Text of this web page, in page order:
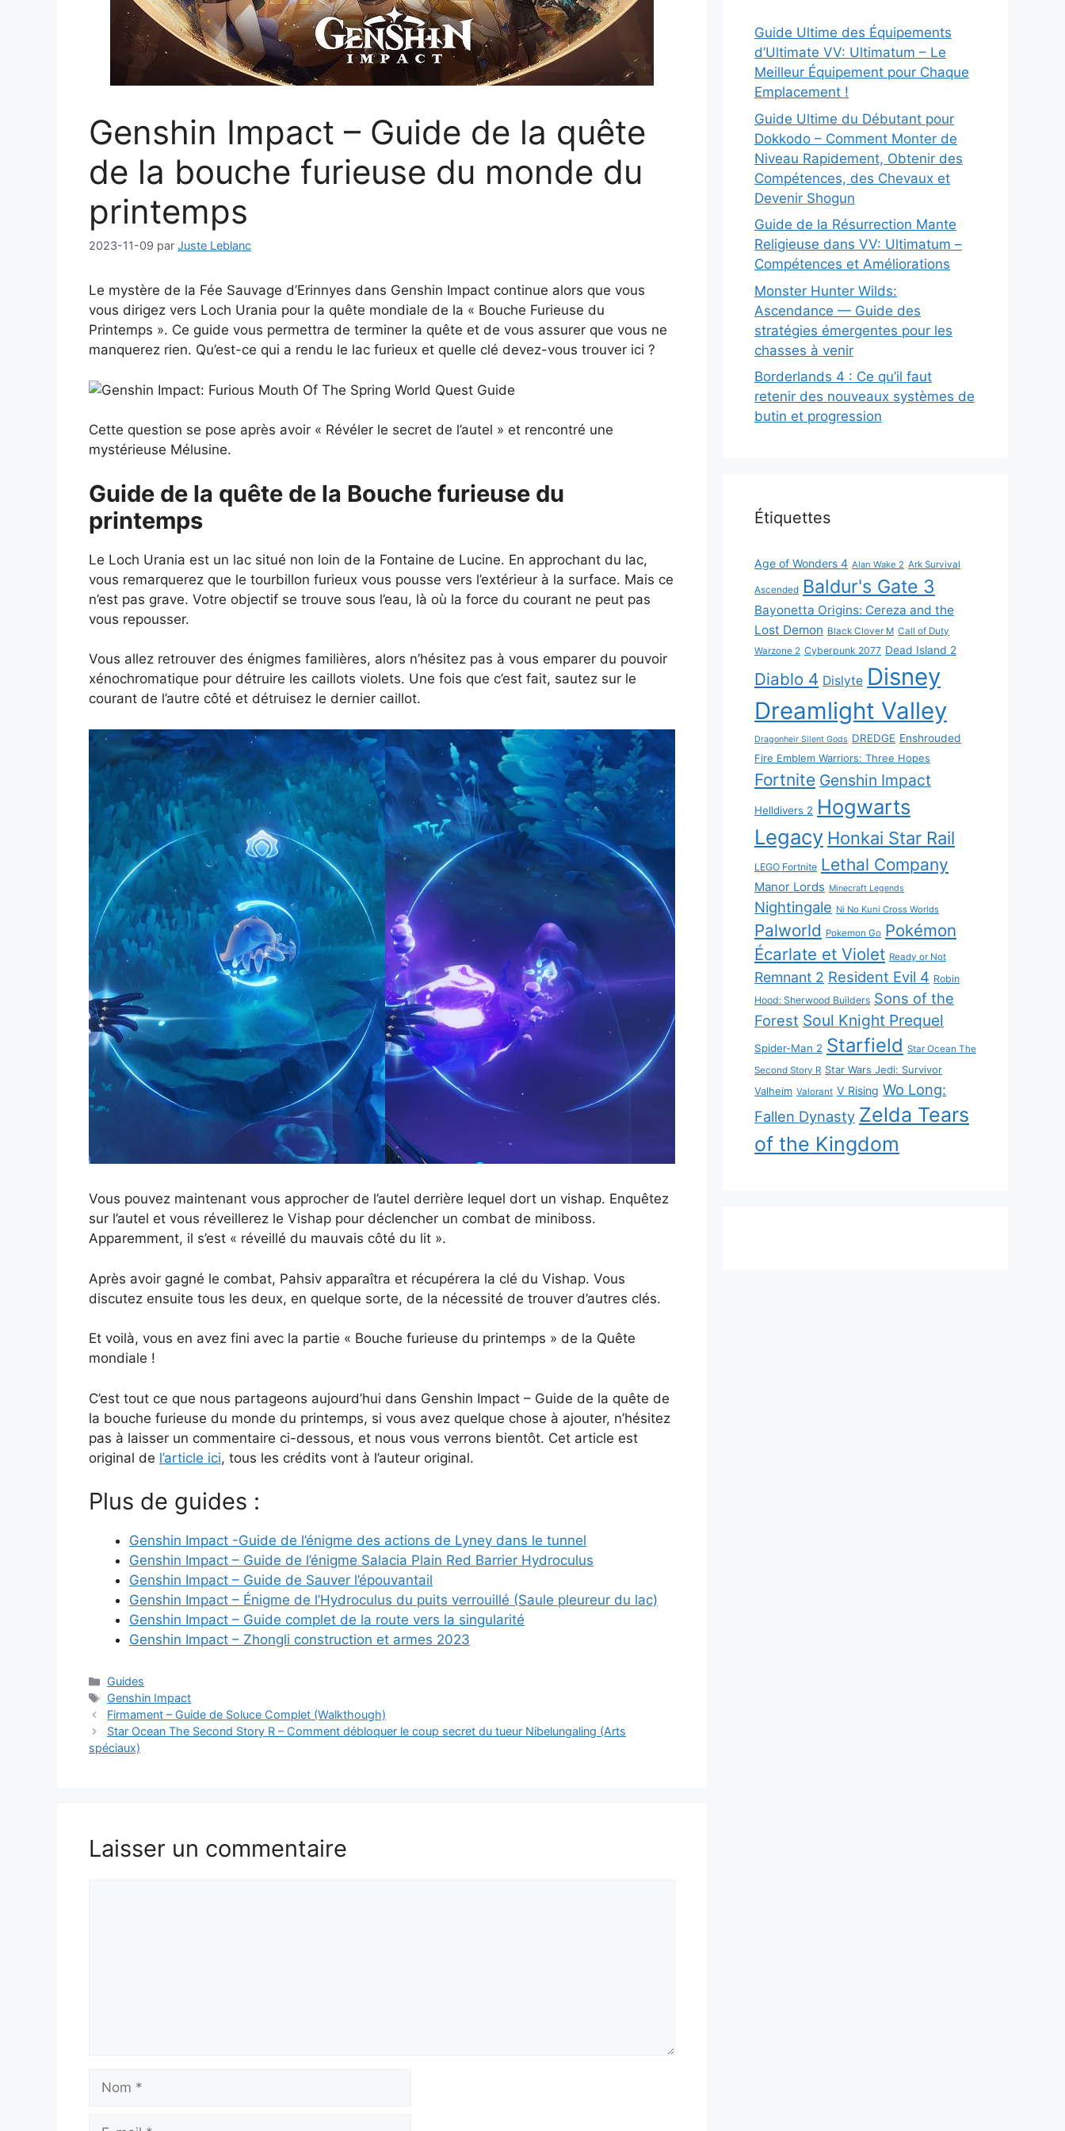
Genshin Impact – Guide de la quête
de la bouche furieuse du monde du
printemps
2023-11-09 par Juste Leblanc
Le mystère de la Fée Sauvage d’Erinnyes dans Genshin Impact continue alors que vous
vous dirigez vers Loch Urania pour la quête mondiale de la « Bouche Furieuse du
Printemps ». Ce guide vous permettra de terminer la quête et de vous assurer que vous ne
manquerez rien. Qu’est-ce qui a rendu le lac furieux et quelle clé devez-vous trouver ici ?
Cette question se pose après avoir « Révéler le secret de l’autel » et rencontré une
mystérieuse Mélusine.
Guide de la quête de la Bouche furieuse du
printemps
Le Loch Urania est un lac situé non loin de la Fontaine de Lucine. En approchant du lac,
vous remarquerez que le tourbillon furieux vous pousse vers l’extérieur à la surface. Mais ce
n’est pas grave. Votre objectif se trouve sous l’eau, là où la force du courant ne peut pas
vous repousser.
Vous allez retrouver des énigmes familières, alors n’hésitez pas à vous emparer du pouvoir
xénochromatique pour détruire les caillots violets. Une fois que c’est fait, sautez sur le
courant de l’autre côté et détruisez le dernier caillot.
Vous pouvez maintenant vous approcher de l’autel derrière lequel dort un vishap. Enquêtez
sur l’autel et vous réveillerez le Vishap pour déclencher un combat de miniboss.
Apparemment, il s’est « réveillé du mauvais côté du lit ».
Après avoir gagné le combat, Pahsiv apparaîtra et récupérera la clé du Vishap. Vous
discutez ensuite tous les deux, en quelque sorte, de la nécessité de trouver d’autres clés.
Et voilà, vous en avez fini avec la partie « Bouche furieuse du printemps » de la Quête
mondiale !
C’est tout ce que nous partageons aujourd’hui dans Genshin Impact – Guide de la quête de
la bouche furieuse du monde du printemps, si vous avez quelque chose à ajouter, n’hésitez
pas à laisser un commentaire ci-dessous, et nous vous verrons bientôt. Cet article est
original de l’article ici, tous les crédits vont à l’auteur original.
Plus de guides :
Genshin Impact -Guide de l’énigme des actions de Lyney dans le tunnel
Genshin Impact – Guide de l’énigme Salacia Plain Red Barrier Hydroculus
Genshin Impact – Guide de Sauver l’épouvantail
Genshin Impact – Énigme de l’Hydroculus du puits verrouillé (Saule pleureur du lac)
Genshin Impact – Guide complet de la route vers la singularité
Genshin Impact – Zhongli construction et armes 2023
Catégories
Guides
Étiquettes
Genshin Impact
Firmament – Guide de Soluce Complet (Walkthough)
Star Ocean The Second Story R – Comment débloquer le coup secret du tueur Nibelungaling (Arts
spéciaux)
Laisser un commentaire
Nom
Guide Ultime des Équipements
d’Ultimate VV: Ultimatum – Le
Meilleur Équipement pour Chaque
Emplacement !
Guide Ultime du Débutant pour
Dokkodo – Comment Monter de
Niveau Rapidement, Obtenir des
Compétences, des Chevaux et
Devenir Shogun
Guide de la Résurrection Mante
Religieuse dans VV: Ultimatum –
Compétences et Améliorations
Monster Hunter Wilds:
Ascendance — Guide des
stratégies émergentes pour les
chasses à venir
Borderlands 4 : Ce qu’il faut
retenir des nouveaux systèmes de
butin et progression
Étiquettes
Age of Wonders 4 Alan Wake 2 Ark Survival
Ascended Baldur's Gate 3
Bayonetta Origins: Cereza and the
Lost Demon Black Clover M Call of Duty
Warzone 2 Cyberpunk 2077 Dead Island 2
Diablo 4 Dislyte Disney
Dreamlight Valley
Dragonheir Silent Gods DREDGE Enshrouded
Fire Emblem Warriors: Three Hopes
Fortnite Genshin Impact
Helldivers 2 Hogwarts
Legacy Honkai Star Rail
LEGO Fortnite Lethal Company
Manor Lords Minecraft Legends
Nightingale Ni No Kuni Cross Worlds
Palworld Pokemon Go Pokémon
Écarlate et Violet Ready or Not
Remnant 2 Resident Evil 4 Robin
Hood: Sherwood Builders Sons of the
Forest Soul Knight Prequel
Spider-Man 2 Starfield Star Ocean The
Second Story R Star Wars Jedi: Survivor
Valheim Valorant V Rising Wo Long:
Fallen Dynasty Zelda Tears
of the Kingdom